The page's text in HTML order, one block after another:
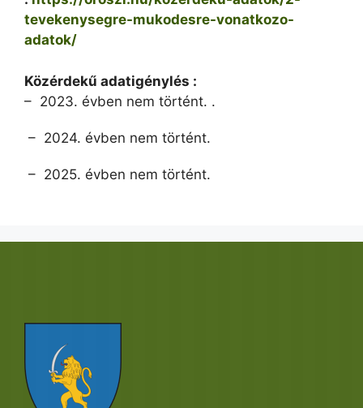
tevekenysegre-mukodesre-vonatkozo-
adatok/
Közérdekű adatigénylés :
– 2023. évben nem történt. .
– 2024. évben nem történt.
– 2025. évben nem történt.